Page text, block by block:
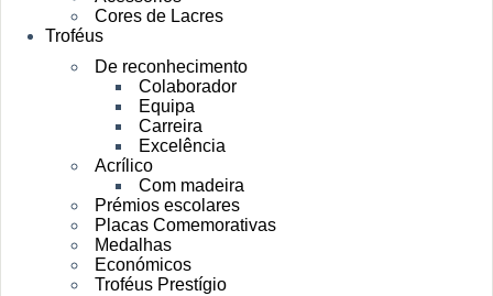
Cores de Lacres
Troféus
De reconhecimento
Colaborador
Equipa
Carreira
Excelência
Acrílico
Com madeira
Prémios escolares
Placas Comemorativas
Medalhas
Económicos
Troféus Prestígio